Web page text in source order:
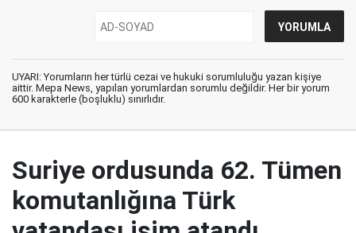
UYARI: Yorumların her türlü cezai ve hukuki sorumluluğu yazan kişiye
aittir. Mepa News, yapılan yorumlardan sorumlu değildir. Her bir yorum
600 karakterle (boşluklu) sınırlıdır.
Suriye ordusunda 62. Tümen
komutanlığına Türk